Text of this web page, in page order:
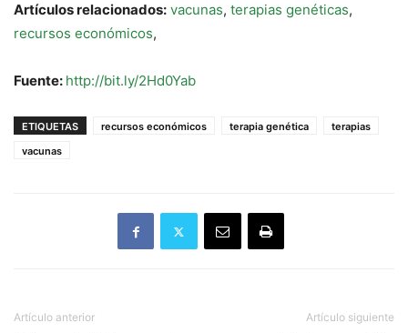
Artículos relacionados: vacunas, terapias genéticas,
recursos económicos,
Fuente: http://bit.ly/2Hd0Yab
ETIQUETAS recursos económicos terapia genética
terapias
vacunas
Artículo anterior Artículo siguiente